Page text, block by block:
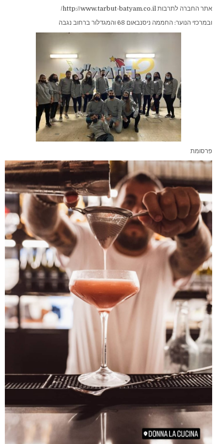
אתר החברה לתרבות http://www.tarbut-batyam.co.il/
ובמרכזי הנוער: החממה ניסנבאום 68 והמגדלור ברחוב נגבה
פרסומת